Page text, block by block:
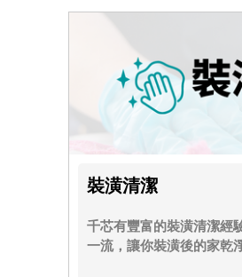
裝潢清潔
千芯有豐富的裝潢清潔經
一流，讓你裝潢後的家乾